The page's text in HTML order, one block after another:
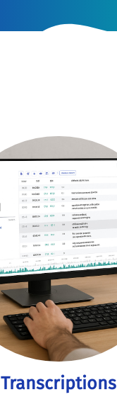
Transcriptions